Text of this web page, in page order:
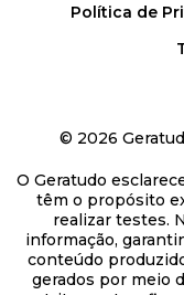
Política de
© 2026
O Geratudo
têm o propósito
realizar testes.
informação,
conteúdo
gerados por meio